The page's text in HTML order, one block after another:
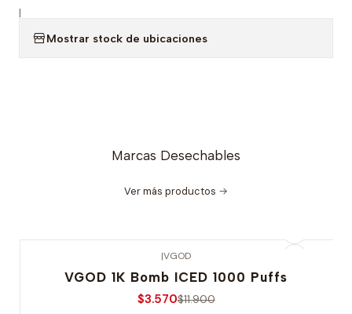
|
Mostrar stock de ubicaciones
Marcas Desechables
Ver más productos
|VGOD
VGOD 1K Bomb ICED 1000 Puffs
$3.570$11.900